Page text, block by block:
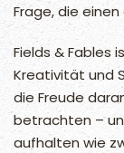
Frage, die
Fields & Fables
Kreativität und
die Freude
betrachten –
aufhalten wie